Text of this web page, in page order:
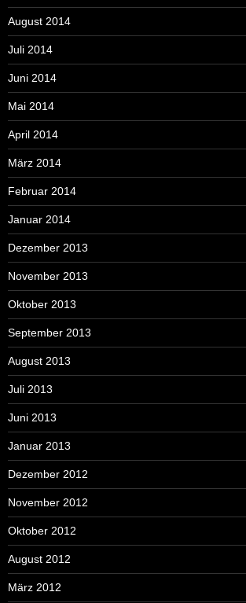
August 2014
Juli 2014
Juni 2014
Mai 2014
April 2014
März 2014
Februar 2014
Januar 2014
Dezember 2013
November 2013
Oktober 2013
September 2013
August 2013
Juli 2013
Juni 2013
Januar 2013
Dezember 2012
November 2012
Oktober 2012
August 2012
März 2012